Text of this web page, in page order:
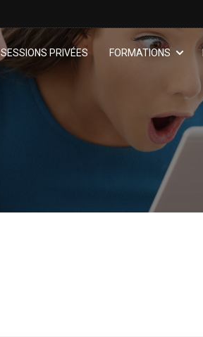
SESSIONS PRIVÉES FORMATIONS